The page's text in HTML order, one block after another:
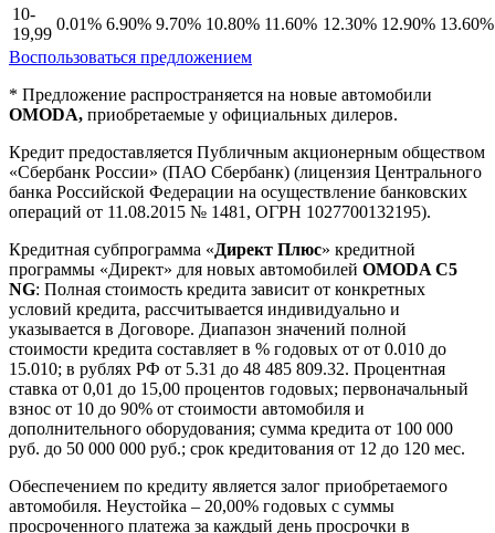
10-
19,99
0.01% 6.90% 9.70% 10.80% 11.60% 12.30% 12.90% 13.60%
Воспользоваться предложением
* Предложение распространяется на новые автомобили
OMODA, приобретаемые у официальных дилеров.
Кредит предоставляется Публичным акционерным обществом
«Сбербанк России» (ПАО Сбербанк) (лицензия Центрального
банка Российской Федерации на осуществление банковских
операций от 11.08.2015 № 1481, ОГРН 1027700132195).
Кредитная субпрограмма «Директ Плюс» кредитной
программы «Директ» для новых автомобилей OMODA C5
NG: Полная стоимость кредита зависит от конкретных
условий кредита, рассчитывается индивидуально и
указывается в Договоре. Диапазон значений полной
стоимости кредита составляет в % годовых от от 0.010 до
15.010; в рублях РФ от 5.31 до 48 485 809.32. Процентная
ставка от 0,01 до 15,00 процентов годовых; первоначальный
взнос от 10 до 90% от стоимости автомобиля и
дополнительного оборудования; сумма кредита от 100 000
руб. до 50 000 000 руб.; срок кредитования от 12 до 120 мес.
Обеспечением по кредиту является залог приобретаемого
автомобиля. Неустойка – 20,00% годовых с суммы
просроченного платежа за каждый день просрочки в